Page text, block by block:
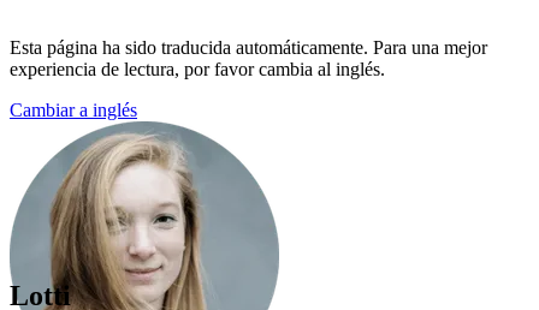
Esta página ha sido traducida automáticamente. Para una mejor
experiencia de lectura, por favor cambia al inglés.
Cambiar a inglés
Lotti